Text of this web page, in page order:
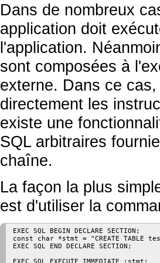
Dans de nombreux
application doit
l'application.
sont composées à
externe. Dans ce
directement les
existe une
SQL arbitraires
chaîne.
La façon la plus
est d'utiliser la
EXEC SQL BEGIN DECLARE SECTION;
const char *stmt = "CREATE
EXEC SQL END DECLARE SECTION;